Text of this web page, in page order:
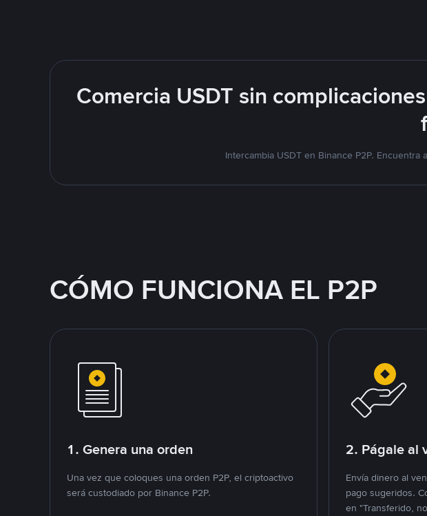
Comercia USDT sin
Intercambia USDT en Binance P2P.
CÓMO FUNCIONA EL P2P
1. Genera una orden
Una vez que coloques una orden P2P, el criptoactivo
será custodiado por Binance P2P.
2. Págale al
Envía dinero al
pago sugeridos.
en "Transferido,